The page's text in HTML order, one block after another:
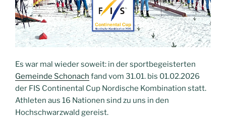
Es war mal wieder soweit: in der sportbegeisterten
Gemeinde Schonach fand vom 31.01. bis 01.02.2026
der FIS Continental Cup Nordische Kombination statt.
Athleten aus 16 Nationen sind zu uns in den
Hochschwarzwald gereist.